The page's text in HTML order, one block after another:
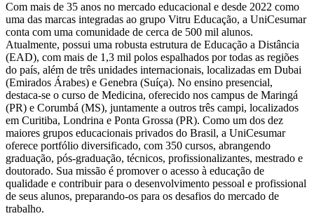
Com mais de 35 anos no mercado educacional e desde 2022 como
uma das marcas integradas ao grupo Vitru Educação, a UniCesumar
conta com uma comunidade de cerca de 500 mil alunos.
Atualmente, possui uma robusta estrutura de Educação a Distância
(EAD), com mais de 1,3 mil polos espalhados por todas as regiões
do país, além de três unidades internacionais, localizadas em Dubai
(Emirados Árabes) e Genebra (Suíça). No ensino presencial,
destaca-se o curso de Medicina, oferecido nos campus de Maringá
(PR) e Corumbá (MS), juntamente a outros três campi, localizados
em Curitiba, Londrina e Ponta Grossa (PR). Como um dos dez
maiores grupos educacionais privados do Brasil, a UniCesumar
oferece portfólio diversificado, com 350 cursos, abrangendo
graduação, pós-graduação, técnicos, profissionalizantes, mestrado e
doutorado. Sua missão é promover o acesso à educação de
qualidade e contribuir para o desenvolvimento pessoal e profissional
de seus alunos, preparando-os para os desafios do mercado de
trabalho.